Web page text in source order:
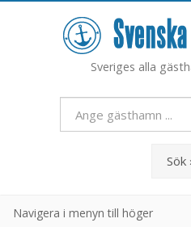
Sveriges alla
Sök
Navigera i menyn till höger